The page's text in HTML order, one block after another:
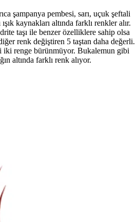
şampanya pembesi, sarı, uçuk şeftali
kaynakları altında farklı renkler alır.
taşı ile benzer özelliklere sahip olsa
renk değiştiren 5 taştan daha değerli.
renge bürünmüyor. Bukalemun gibi
altında farklı renk alıyor.